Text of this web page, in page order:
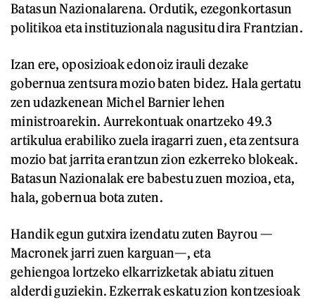
Batasun Nazionalarena. Ordutik, ezegonkortasun
politikoa eta instituzionala nagusitu dira Frantzian.
Izan ere, oposizioak edonoiz irauli dezake
gobernua zentsura mozio baten bidez. Hala gertatu
zen udazkenean Michel Barnier lehen
ministroarekin. Aurrekontuak onartzeko 49.3
artikulua erabiliko zuela iragarri zuen, eta zentsura
mozio bat jarrita erantzun zion ezkerreko blokeak.
Batasun Nazionalak ere babestu zuen mozioa, eta,
hala, gobernua bota zuten.
Handik egun gutxira izendatu zuten Bayrou —
Macronek jarri zuen karguan—, eta
gehiengoa lortzeko elkarrizketak abiatu zituen
alderdi guziekin. Ezkerrak eskatu zion kontzesioak